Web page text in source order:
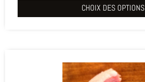
CHOIX DES OPTIONS